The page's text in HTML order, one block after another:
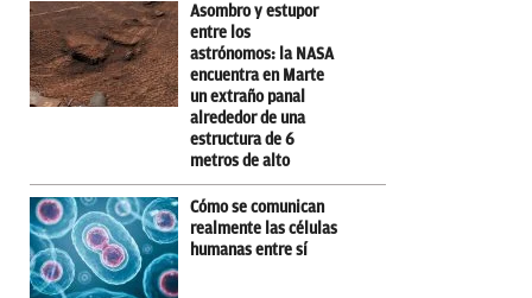
Asombro y estupor
entre los
astrónomos: la NASA
encuentra en Marte
un extraño panal
alrededor de una
estructura de 6
metros de alto
Cómo se comunican
realmente las células
humanas entre sí